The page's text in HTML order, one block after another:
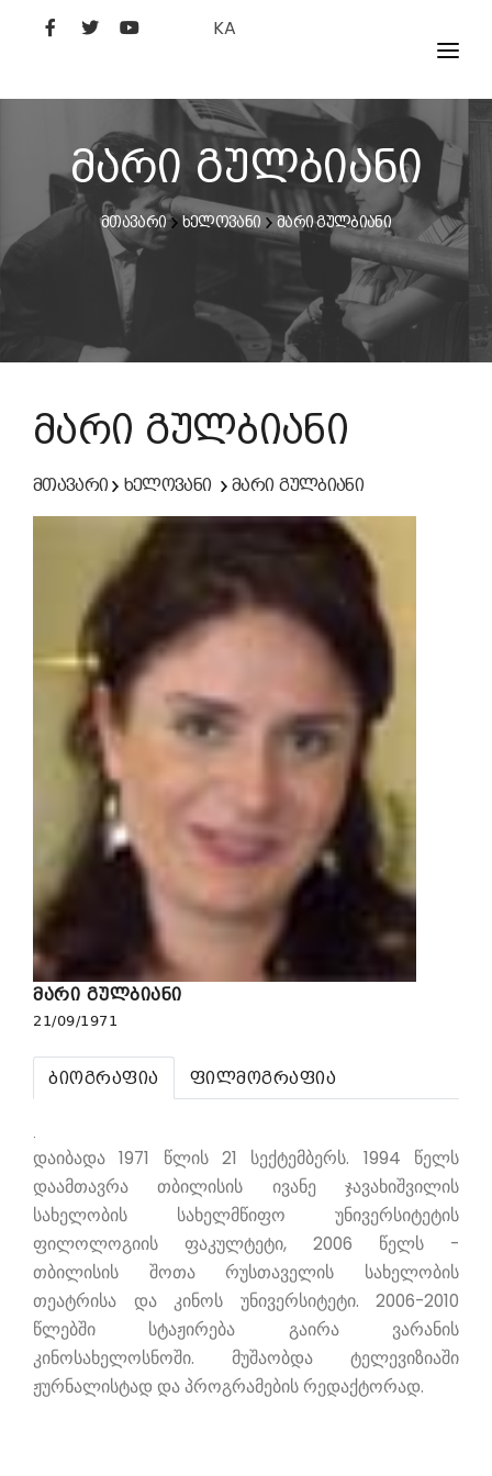
KA
ᲤᲘᲚᲛᲔᲑᲘ
ᲮᲔᲚᲝᲕᲐᲜᲘ
ᲙᲘᲜᲝᲡᲢᲣᲓᲘᲐ
ᲙᲘᲜᲝᲐᲙᲐᲓᲔᲛᲘᲐ
მარი გულბიანი
მთავარი ხელოვანი მარი გულბიანი
მარი გულბიანი
მთავარი ხელოვანი მარი გულბიანი
მარი გულბიანი
21/09/1971
ბიოგრაფია ფილმოგრაფია
.
დაიბადა 1971 წლის 21 სექტემბერს. 1994 წელს
დაამთავრა თბილისის ივანე ჯავახიშვილის
სახელობის სახელმწიფო უნივერსიტეტის
ფილოლოგიის ფაკულტეტი, 2006 წელს -
თბილისის შოთა რუსთაველის სახელობის
თეატრისა და კინოს უნივერსიტეტი. 2006-2010
წლებში სტაჟირება გაირა ვარანის
კინოსახელოსნოში. მუშაობდა ტელევიზიაში
ჟურნალისტად და პროგრამების რედაქტორად.